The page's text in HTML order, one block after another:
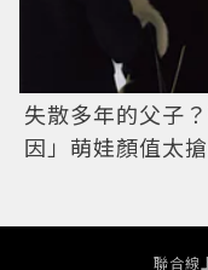
失散多年的父子
因」萌娃顏值太
聯合線